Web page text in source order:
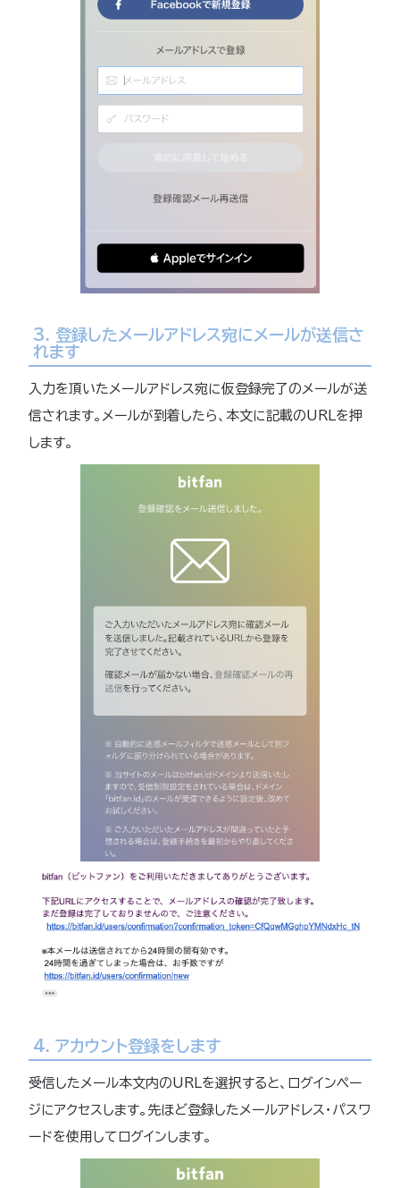
3. 登録したメールアドレス宛にメールが送信さ
れます
入力を頂いたメールアドレス宛に仮登録完了のメールが送
信されます。メールが到着したら、本文に記載のURLを押
します。
4. アカウント登録をします
受信したメール本文内のURLを選択すると、ログインペー
ジにアクセスします。先ほど登録したメールアドレス・パスワ
ードを使用してログインします。